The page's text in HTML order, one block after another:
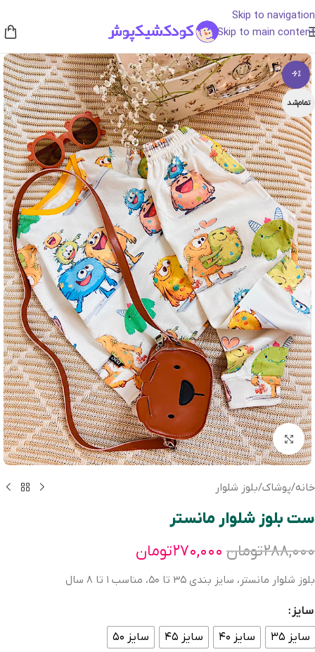
Skip to navigation
Skip to main content
-6%
تمام‌شد
بزرگنمایی تصویر
خانه/پوشاک/بلوز شلوار
ست بلوز شلوار مانستر
۲۸۸,۰۰۰تومان ۲۷۰,۰۰۰تومان
بلوز شلوار مانستر، سايز بندی ٣٥ تا ٥٠، مناسب ١ تا ٨ سال
سایز
سایز ۳۵
سایز ۴۰ سایز ۴۵ سایز ۵۰